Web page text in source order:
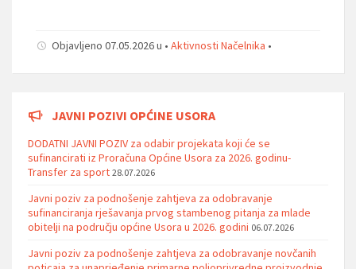
Objavljeno 07.05.2026 u • Aktivnosti Načelnika •
JAVNI POZIVI OPĆINE USORA
DODATNI JAVNI POZIV za odabir projekata koji će se
sufinancirati iz Proračuna Općine Usora za 2026. godinu-
Transfer za sport 28.07.2026
Javni poziv za podnošenje zahtjeva za odobravanje
sufinanciranja rješavanja prvog stambenog pitanja za mlade
obitelji na području općine Usora u 2026. godini 06.07.2026
Javni poziv za podnošenje zahtjeva za odobravanje novčanih